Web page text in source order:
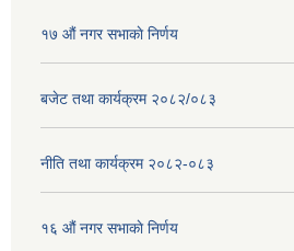
१७ ‌‍औं नगर सभाकाे निर्णय
बजेट तथा कार्यक्रम २०८२/०८३
नीति तथा कार्यक्रम २०८२-०८३
१६ ‌औं नगर सभाकाे निर्णय